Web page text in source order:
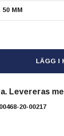
50 MM
LÄGG I
Levereras
20-00217